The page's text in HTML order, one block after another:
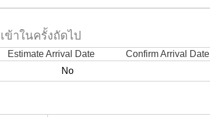
ข้าในครั้งถัดไป
Estimate Arrival Date
Confirm Arrival Date
No